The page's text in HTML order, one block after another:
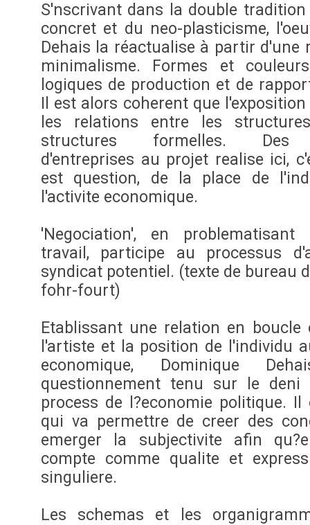
S'nscrivant dans la double
concret et du neo-plasticisme,
Dehais la réactualise à partir d'une
minimalisme. Formes et
logiques de production et de
Il est alors coherent que
les relations entre les
structures formelles. Des
d'entreprises au projet realise ici,
est question, de la place de
l'activite economique.
'Negociation', en
travail, participe au processus
syndicat potentiel. (texte de bureau
fohr-fourt)
Etablissant une relation en
l'artiste et la position de l'individu
economique, Dominique
questionnement tenu sur le
process de l?economie politique.
qui va permettre de creer des
emerger la subjectivite afin
compte comme qualite et
singuliere.
Les schemas et les